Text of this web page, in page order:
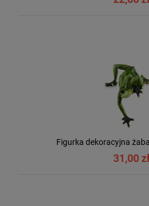
Figurka dekoracyjna
31,00 zł